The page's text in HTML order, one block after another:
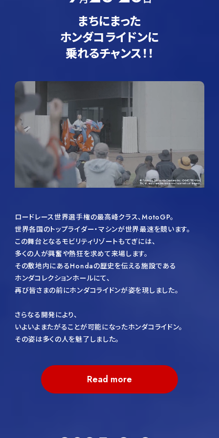
11月1日（土）、3日（月・祝）、8日（土） 9:00~19:00
11月2日（日）、9日（日） 9:00~18:00
11月4日（火）~7日（金） 10:00~19:00
※下記のライド体験の時間を除く
〈ホンダコライドンライド体験〉
開催期間
10月31日-11月9日
体験時間
10月31日（金）
・14:30~15:30
・17:30~18:30
11月1日（土）、3日（月・祝）、8日（土）
・11:00~12:00
・15:00~16:00
・18:00~18:30
11月2日（日）、9日（日）
・11:00~12:00
・15:00~16:00
11月4日（火）~7日（金）
・11:00~12:00
・15:00~16:00
展示場所
東京ビッグサイト 西展示棟1階（西2ホール）
Tokyo Future Tour 内
まちにまった
ホンダコライドンに
乗れるチャンス！！
ロードレース世界選手権の最高峰クラス、MotoGP。
世界各国のトップライダー・マシンが世界最速を競います。
この舞台となるモビリティリゾートもてぎには、
多くの人が興奮や熱狂を求めて来場します。
その敷地内にあるHondaの歴史を伝える施設である
ホンダコレクションホールにて、
再び皆さまの前にホンダコライドンが姿を現しました。
さらなる開発により、
いよいよまたがることが可能になったホンダコライドン。
その姿は多くの人を魅了しました。
〈ホンダコライドン展示〉
Read more